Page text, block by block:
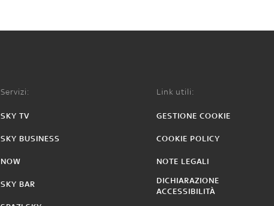
Servizi:
SKY TV
SKY BUSINESS
NOW
SKY BAR
Link utili:
GESTIONE COOKIE
COOKIE POLICY
NOTE LEGALI
DICHIARAZIONE
ACCESSIBILITÀ